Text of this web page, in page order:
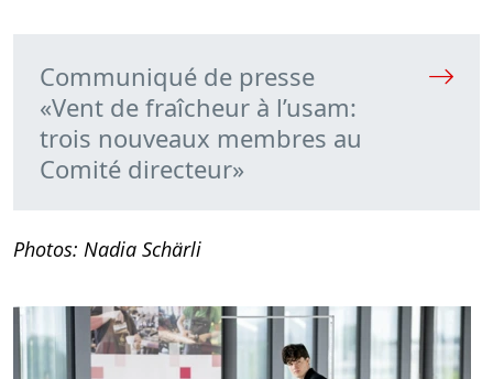
Communiqué de presse
«Vent de fraîcheur à l’usam:
trois nouveaux membres au
Comité directeur»
Photos: Nadia Schärli